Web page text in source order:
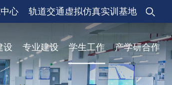
轨道交通虚拟仿真实训基地
心
设 专业建设 学生工作 产学研合作